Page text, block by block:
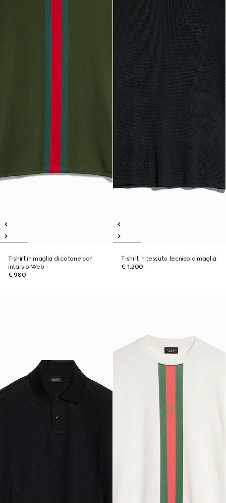
T-shirt in maglia di cotone con
intarsio Web
€ 980
T-shirt in tessuto tecnico a maglia
€ 1.200